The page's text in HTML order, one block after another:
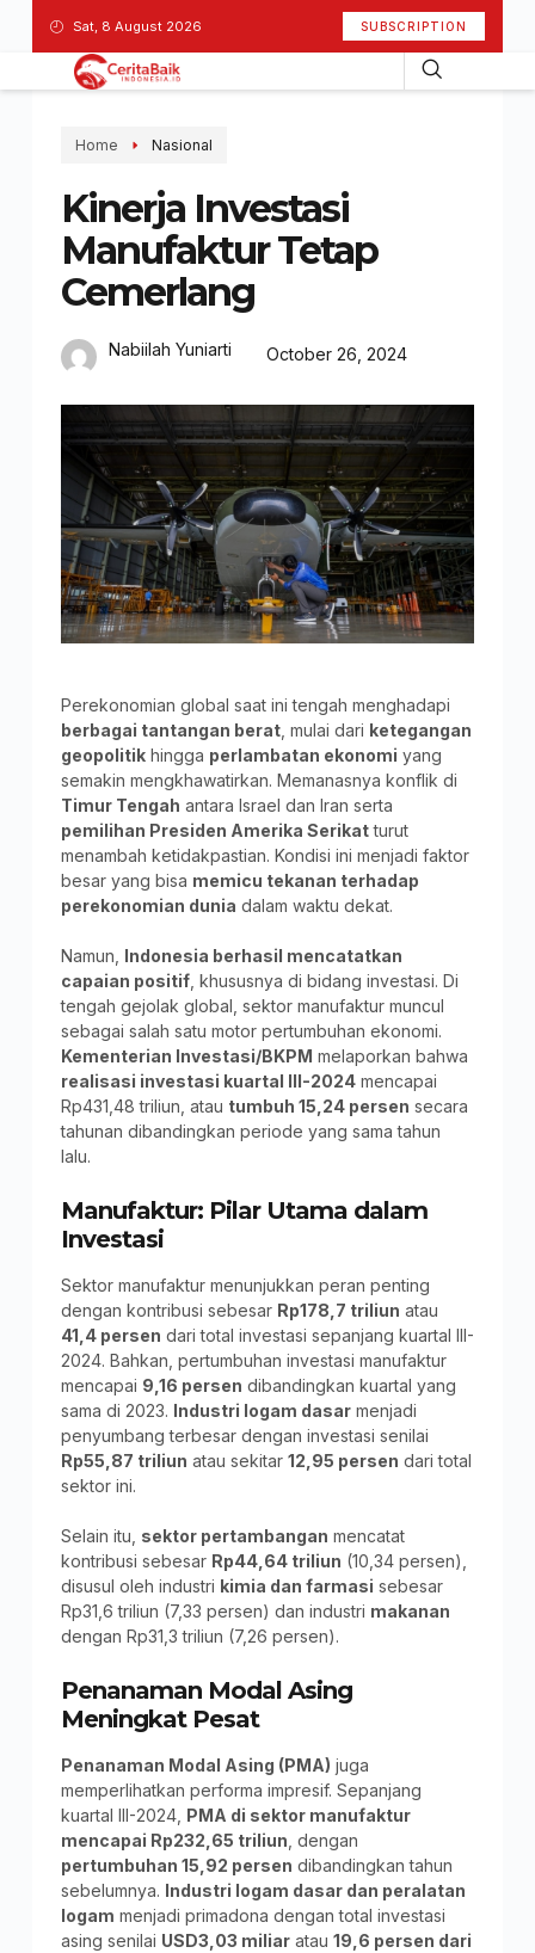
Sat, 8 August 2026 SUBSCRIPTION
Home Nasional
Kinerja Investasi
Manufaktur Tetap
Cemerlang
Nabiilah Yuniarti October 26, 2024
Perekonomian global saat ini tengah menghadapi
berbagai tantangan berat, mulai dari ketegangan
geopolitikhingga perlambatan ekonomi yang
semakin mengkhawatirkan. Memanasnya konflik di
Timur Tengah antara Israel dan Iran serta
pemilihan Presiden Amerika Serikatturut
menambah ketidakpastian. Kondisi ini menjadi faktor
besar yang bisa memicu tekanan terhadap
perekonomian dunia dalam waktu dekat.
Namun, Indonesia berhasil mencatatkan
capaian positif, khususnya di bidang investasi. Di
tengah gejolak global, sektor manufaktur muncul
sebagai salah satu motor pertumbuhan ekonomi.
Kementerian Investasi/BKPM melaporkan bahwa
realisasi investasi kuartal III-2024mencapai
Rp431,48 triliun, atau tumbuh 15,24 persen secara
tahunan dibandingkan periode yang sama tahun
lalu.
Manufaktur: Pilar Utama dalam
Investasi
Sektor manufaktur menunjukkan peran penting
dengan kontribusi sebesar Rp178,7 triliun atau
41,4 persen dari total investasi sepanjang kuartal III-
2024. Bahkan, pertumbuhan investasi manufaktur
mencapai 9,16 persen dibandingkan kuartal yang
sama di 2023. Industri logam dasarmenjadi
penyumbang terbesar dengan investasi senilai
Rp55,87 triliun atau sekitar 12,95 persen dari total
sektor ini.
Selain itu, sektor pertambangan mencatat
kontribusi sebesar Rp44,64 triliun (10,34 persen),
disusul oleh industri kimia dan farmasi sebesar
Rp31,6 triliun (7,33 persen) dan industri makanan
dengan Rp31,3 triliun (7,26 persen).
Penanaman Modal Asing
Meningkat Pesat
Penanaman Modal Asing (PMA) juga
memperlihatkan performa impresif. Sepanjang
kuartal III-2024, PMA di sektor manufaktur
mencapai Rp232,65 triliun , dengan
pertumbuhan 15,92 persen dibandingkan tahun
sebelumnya. Industri logam dasar dan peralatan
logam menjadi primadona dengan total investasi
asing senilai USD3,03 miliaratau 19,6 persen dari